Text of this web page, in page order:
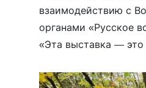
взаимодействию с
органами «Русское
«Эта выставка — это
деятельности наших